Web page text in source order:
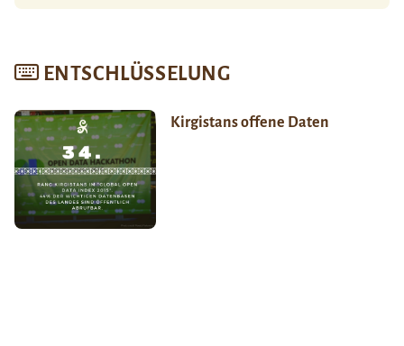
ENTSCHLÜSSELUNG
Kirgistans offene Daten